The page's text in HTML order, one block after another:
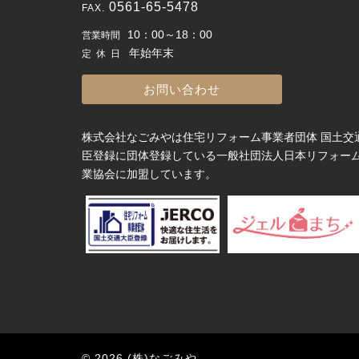
0561-65-5478
営業時間 10：00～18：00
定休日 年始年末
お問い合わせ
株式会社なごみやは住宅リフォーム事業者団体 国土交
臣登録に団体登録している一般社団法人日本リフォー
業協会に加盟しています。